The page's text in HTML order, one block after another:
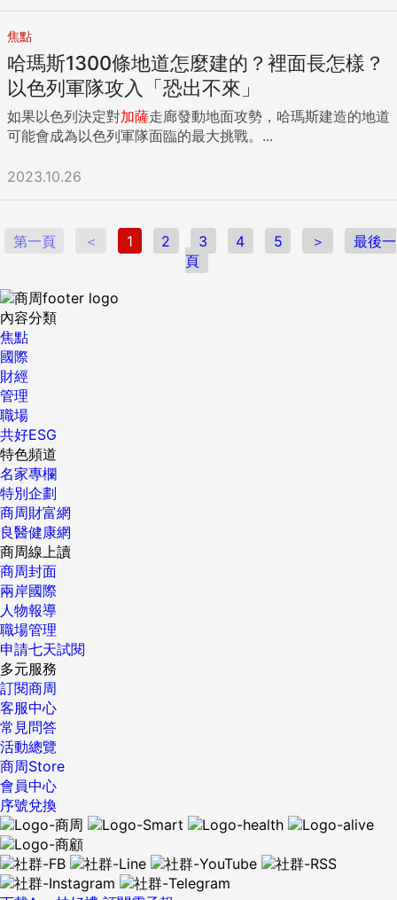
焦點
哈瑪斯1300條地道怎麼建的？裡面長怎樣？
以色列軍隊攻入「恐出不來」
如果以色列決定對加薩走廊發動地面攻勢，哈瑪斯建造的地道
可能會成為以色列軍隊面臨的最大挑戰。...
2023.10.26
第一頁 ＜ 1 2 3 4 5 ＞
最後一
頁
內容分類
焦點
國際
財經
管理
職場
共好ESG
特色頻道
名家專欄
特別企劃
商周財富網
良醫健康網
商周線上讀
商周封面
兩岸國際
人物報導
職場管理
申請七天試閱
多元服務
訂閱商周
客服中心
常見問答
活動總覽
商周Store
會員中心
序號兌換